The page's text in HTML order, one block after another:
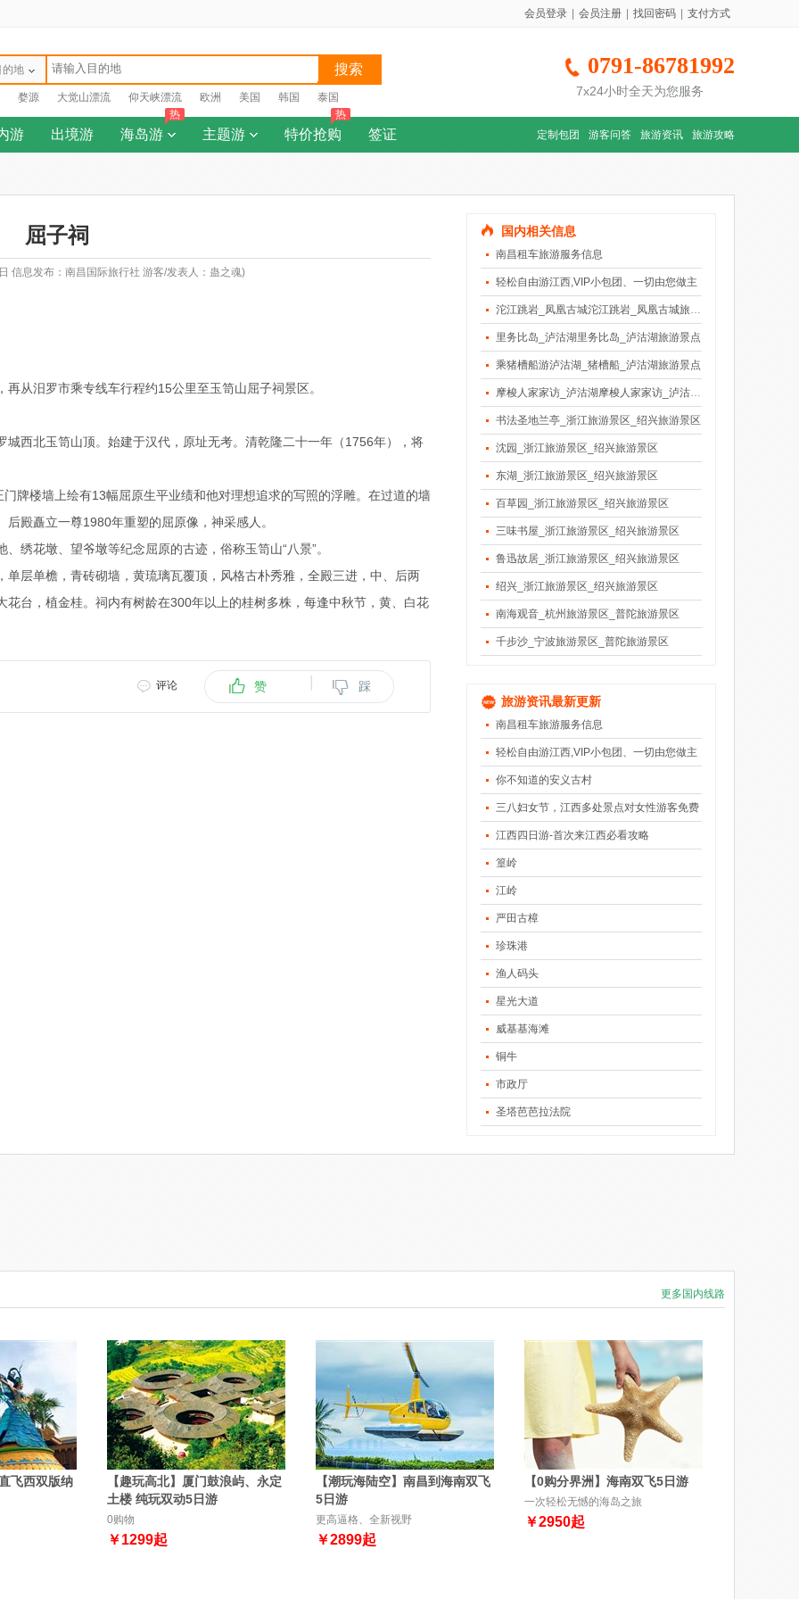
会员登录 会员注册 找回密码 支付方式
的地 搜索
婺源 大觉山漂流 仰天峡漂流 欧洲 美国 韩国 泰国
0791-86781992
7x24小时全天为您服务
游 出境游 海岛游
热
主题游 特价抢购
热
签证 定制包团 游客问答 旅游资讯 旅游攻略
屈子祠
信息发布：南昌国际旅行社 游客/发表人：蛊之魂)
从汨罗市乘专线车行程约15公里至玉笥山屈子祠景区。
西北玉笥山顶。始建于汉代，原址无考。清乾隆二十一年（1756年），将
牌楼墙上绘有13幅屈原生平业绩和他对理想追求的写照的浮雕。在过道的墙
殿矗立一尊1980年重塑的屈原像，神采感人。
绣花墩、望爷墩等纪念屈原的古迹，俗称玉笥山“八景”。
层单檐，青砖砌墙，黄琉璃瓦覆顶，风格古朴秀雅，全殿三进，中、后两
台，植金桂。祠内有树龄在300年以上的桂树多株，每逢中秋节，黄、白花
赞 踩
评论
国内相关信息
南昌租车旅游服务信息
轻松自由游江西,VIP小包团、一切由您做主
沱江跳岩_凤凰古城沱江跳岩_凤凰古城旅游景点
里务比岛_泸沽湖里务比岛_泸沽湖旅游景点
乘猪槽船游泸沽湖_猪槽船_泸沽湖旅游景点
摩梭人家家访_泸沽湖摩梭人家家访_泸沽湖旅游景点
书法圣地兰亭_浙江旅游景区_绍兴旅游景区
沈园_浙江旅游景区_绍兴旅游景区
东湖_浙江旅游景区_绍兴旅游景区
百草园_浙江旅游景区_绍兴旅游景区
三味书屋_浙江旅游景区_绍兴旅游景区
鲁迅故居_浙江旅游景区_绍兴旅游景区
绍兴_浙江旅游景区_绍兴旅游景区
南海观音_杭州旅游景区_普陀旅游景区
千步沙_宁波旅游景区_普陀旅游景区
旅游资讯最新更新
南昌租车旅游服务信息
轻松自由游江西,VIP小包团、一切由您做主
你不知道的安义古村
三八妇女节，江西多处景点对女性游客免费
江西四日游-首次来江西必看攻略
篁岭
江岭
严田古樟
珍珠港
渔人码头
星光大道
威基基海滩
铜牛
市政厅
圣塔芭芭拉法院
更多国内线路
飞西双版纳
【趣玩高北】厦门鼓浪屿、永定
土楼 纯玩双动5日游
0购物
￥1299起
【潮玩海陆空】南昌到海南双飞
5日游
更高逼格、全新视野
￥2899起
【0购分界洲】海南双飞5日游
一次轻松无憾的海岛之旅
￥2950起